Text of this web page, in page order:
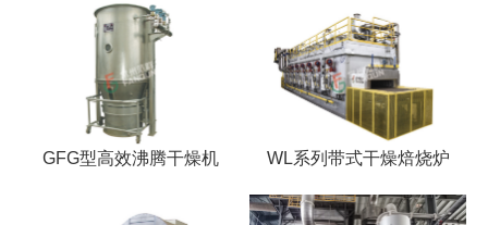
GFG型高效沸腾干燥机 WL系列带式干燥焙烧炉